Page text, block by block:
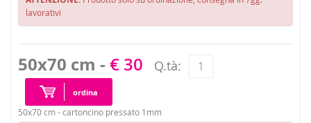
lavorativi
50x70 cm - € 30 Q.tà:
ordina
50x70 cm - cartoncino pressato 1mm